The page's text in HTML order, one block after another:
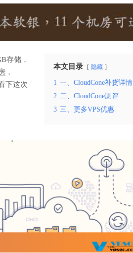
本文目录 隐藏
1 一、CloudCone补货详情
2 二、CloudCone测评
3 三、更多VPS优惠
存储，
，
下这次